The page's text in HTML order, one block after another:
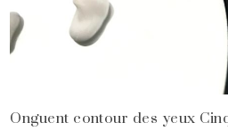
Onguent contour des yeux